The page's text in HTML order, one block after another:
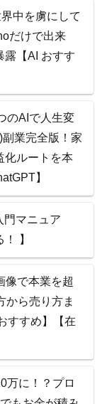
中を虜にして
だけで出来
露【AI おすす
のAIで人生変
業完全版！家
化ルートを本
】
門マニュア
】
像で本業を超
から売り方ま
すすめ】【在
万に！？プロ